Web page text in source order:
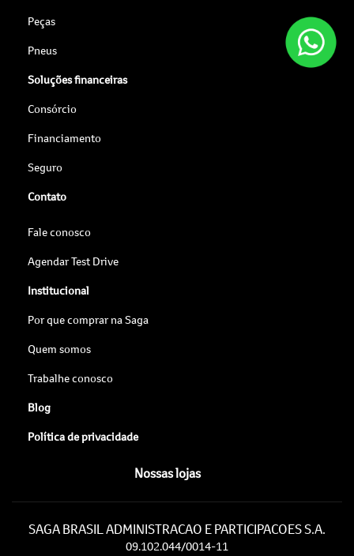
Peças
Pneus
Soluções financeiras
Consórcio
Financiamento
Seguro
Contato
Fale conosco
Agendar Test Drive
Institucional
Por que comprar na Saga
Quem somos
Trabalhe conosco
Blog
Política de privacidade
Nossas lojas
SAGA BRASIL ADMINISTRACAO E PARTICIPACOES S.A.
09.102.044/0014-11